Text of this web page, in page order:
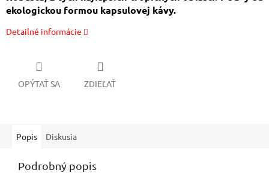
ekologickou formou kapsulovej kávy.
Detailné informácie
OPÝTAŤ SA ZDIEĽAŤ
Popis Diskusia
Podrobný popis